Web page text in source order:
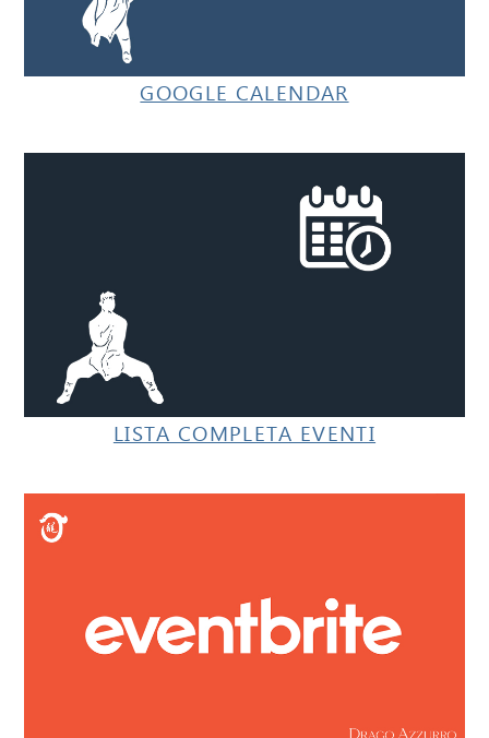
GOOGLE CALENDAR
LISTA COMPLETA EVENTI